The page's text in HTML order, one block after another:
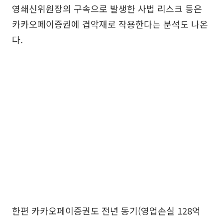
영쇄신위원장의 구속으로 발생한 사법 리스크 등은
카카오페이증권에 겹악재로 작용한다는 분석도 나온
다.
한편 카카오페이증권도 전년 동기(영업손실 128억